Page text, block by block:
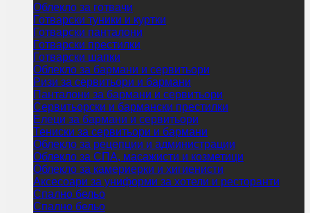
Облекло за готвачи
Готварски туники и куртки
Готварски панталони
Готварски престилки
Готварски шапки
Облекло за бармани и сервитьори
Ризи за сервитьори и бармани
Панталони за бармани и сервитьори
Сервитьорски и бармански престилки
Елеци за бармани и сервитьори
Тениски за сервитьори и бармани
Облекло за рецепции и администрации
Облекло за СПА, масажисти и козметици
Облекло за камериерки и хигиенисти
Аксесоари за униформи за хотели и ресторанти
Спално бельо
Спално бельо